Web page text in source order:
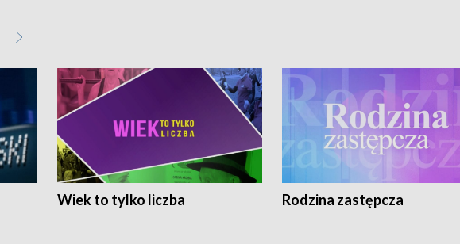
Wiek to tylko liczba Rodzina zastępcza